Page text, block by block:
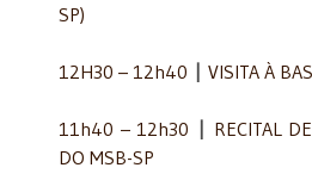
SP)
​​12H30 – 12h40 | VISITA À
11h40 – 12h30 | RECITAL
DO MSB-SP​